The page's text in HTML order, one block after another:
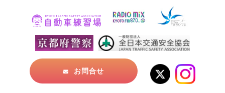
お問合せ